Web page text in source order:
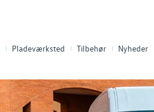
Pladeværksted Tilbehør Nyheder